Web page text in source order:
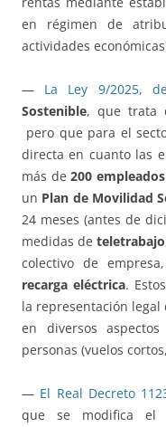
en régimen de
actividades
— La Ley 9/2025,
Sostenible, que trata
pero que para el
directa en cuanto las
más de200 empleados
un Plan de Movilidad
24 meses (antes de
medidas de teletrabajo
colectivo de empresa,
recarga eléctrica.
la representación
en diversos
personas (vuelos
— El Real Decreto
que se modifica el